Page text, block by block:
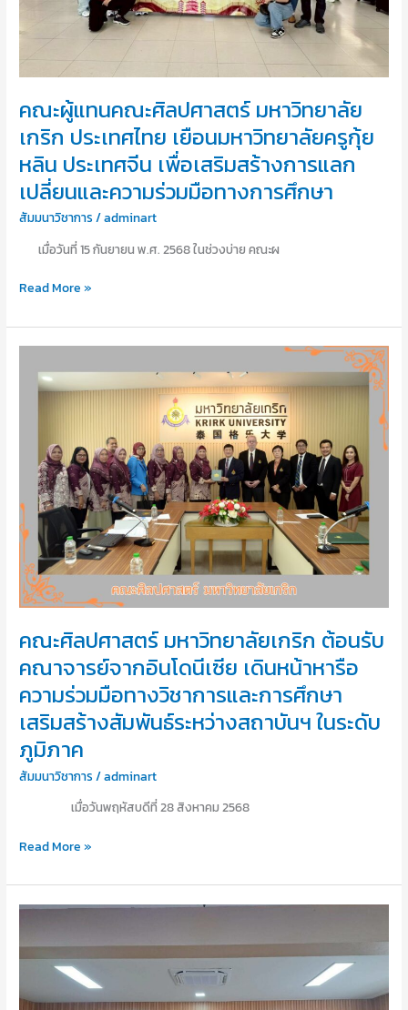
คณะผู้แทนคณะศิลปศาสตร์ มหาวิทยาลัย
เกริก ประเทศไทย เยือนมหาวิทยาลัยครูกุ้ย
หลิน ประเทศจีน เพื่อเสริมสร้างการแลก
เปลี่ยนและความร่วมมือทางการศึกษา
สัมมนาวิชาการ /adminart
เมื่อวันที่ 15 กันยายน พ.ศ. 2568 ในช่วงบ่าย คณะผ
กุ้ย
เพื่อ
เสริม
สร้าง
การ
แลก
เปลี่ยน
ความ
มือ
ศึกษา
Read More »
คณะศิลปศาสตร์ มหาวิทยาลัยเกริก ต้อนรับ
คณาจารย์จากอินโดนีเซีย เดินหน้าหารือ
ความร่วมมือทางวิชาการและการศึกษา
เสริมสร้างสัมพันธ์ระหว่างสถาบันฯ ในระดับ
ภูมิภาค
สัมมนาวิชาการ /adminart
เมื่อวันพฤหัสบดีที่ 28 สิงหาคม 2568
ศิลปศาสตร์
มหาวิทยาลัย
คณาจารย์
จาก
อินโดนีเซีย
เดิน
หน้า
หารือ
ความ
ร่วม
ทาง
และ
การ
ศึกษา
เสริม
สร้าง
สัมพันธ์
ใน
Read More »
เมื่อ
สิงหาคม